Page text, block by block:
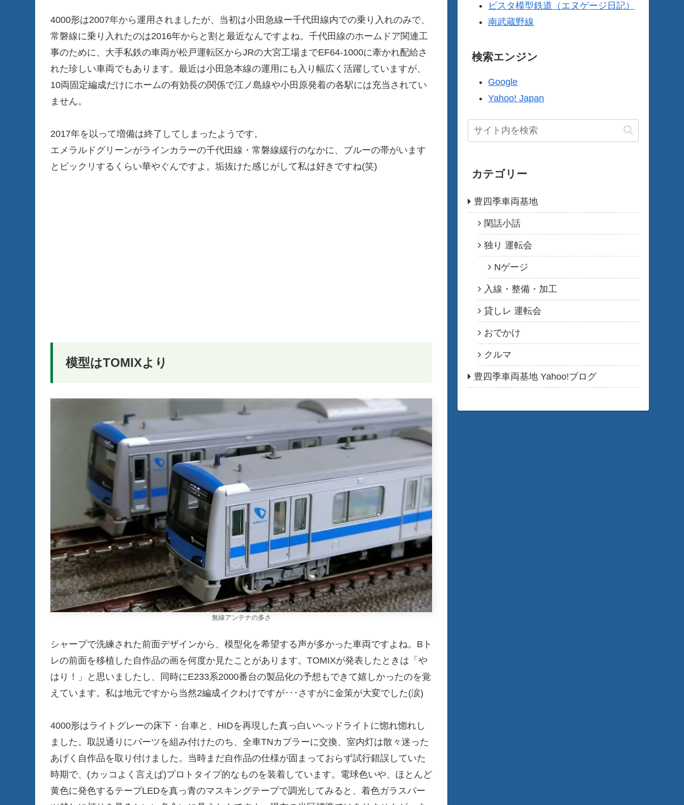
4000形は2007年から運用されましたが、当初は小田急線ー千代田線内での乗り入れのみで、
常磐線に乗り入れたのは2016年からと割と最近なんですよね。千代田線のホームドア関連工
事のために、大手私鉄の車両が松戸運転区からJRの大宮工場までEF64-1000に牽かれ配給さ
れた珍しい車両でもあります。最近は小田急本線の運用にも入り幅広く活躍していますが、
10両固定編成だけにホームの有効長の関係で江ノ島線や小田原発着の各駅には充当されてい
ません。
2017年を以って増備は終了してしまったようです。
エメラルドグリーンがラインカラーの千代田線・常磐線緩行のなかに、ブルーの帯がいます
とビックリするくらい華やぐんですよ。垢抜けた感じがして私は好きですね(笑)
模型はTOMIXより
無線アンテナの多さ
シャープで洗練された前面デザインから、模型化を希望する声が多かった車両ですよね。Bト
レの前面を移植した自作品の画を何度か見たことがあります。TOMIXが発表したときは「や
はり！」と思いましたし、同時にE233系2000番台の製品化の予想もできて嬉しかったのを覚
えています。私は地元ですから当然2編成イクわけですが･･･さすがに金策が大変でした(涙)
4000形はライトグレーの床下・台車と、HIDを再現した真っ白いヘッドライトに惚れ惚れし
ました。取説通りにパーツを組み付けたのち、全車TNカプラーに交換、室内灯は散々迷った
あげく自作品を取り付けました。当時まだ自作品の仕様が固まっておらず試行錯誤していた
時期で、(カッコよく言えば)プロトタイプ的なものを装着しています。電球色いや、ほとんど
黄色に発色するテープLEDを真っ青のマスキングテープで調光してみると、着色ガラスパー
ビスタ模型鉄道（エヌゲージ日記）
南武蔵野線
検索エンジン
Google
Yahoo! Japan
カテゴリー
豊四季車両基地
閑話小話
独り 運転会
Nゲージ
入線・整備・加工
貸しレ 運転会
おでかけ
クルマ
豊四季車両基地 Yahoo!ブログ